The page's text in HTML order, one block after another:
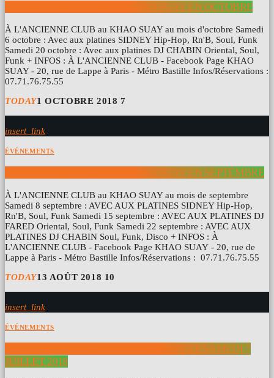
À L’ANCIENNE CLUB AU KHAO SUAY EN OCTOBRE
À L'ANCIENNE CLUB au KHAO SUAY au mois d'octobre Samedi
6 octobre : Avec aux platines SIDNEY Hip-Hop, Rn'B, Soul, Funk
Samedi 20 octobre : Avec aux platines DJ CHABIN Oriental, Soul,
Funk + INFOS : À L'ANCIENNE CLUB - Facebook Page KHAO
SUAY - 20, rue de Lappe à Paris - Métro Bastille Infos/Réservations :
07.71.76.75.55
TODAY1 OCTOBRE 2018 7
insert_link
ÉVÉNEMENTS
À L’ANCIENNE CLUB AU KHAO SUAY EN SEPTEMBRE
À L'ANCIENNE CLUB au KHAO SUAY au mois de septembre
Samedi 8 septembre : AVEC AUX PLATINES SIDNEY Hip-Hop,
Rn'B, Soul, Funk Samedi 15 septembre : AVEC AUX PLATINES DJ
FARED Oriental, Soul, Funk Samedi 22 septembre : AVEC AUX
PLATINES DJ CHABIN Soul, Funk, Disco + INFOS : À
L'ANCIENNE CLUB - Facebook Page KHAO SUAY - 20, rue de
Lappe à Paris - Métro Bastille Infos/Réservations : 07.71.76.75.55
TODAY13 AOÛT 2018 10
insert_link
ÉVÉNEMENTS
À L’ANCIENNE CLUB AU KHAO SUAY LE SAMEDI 7
JUILLET 2018